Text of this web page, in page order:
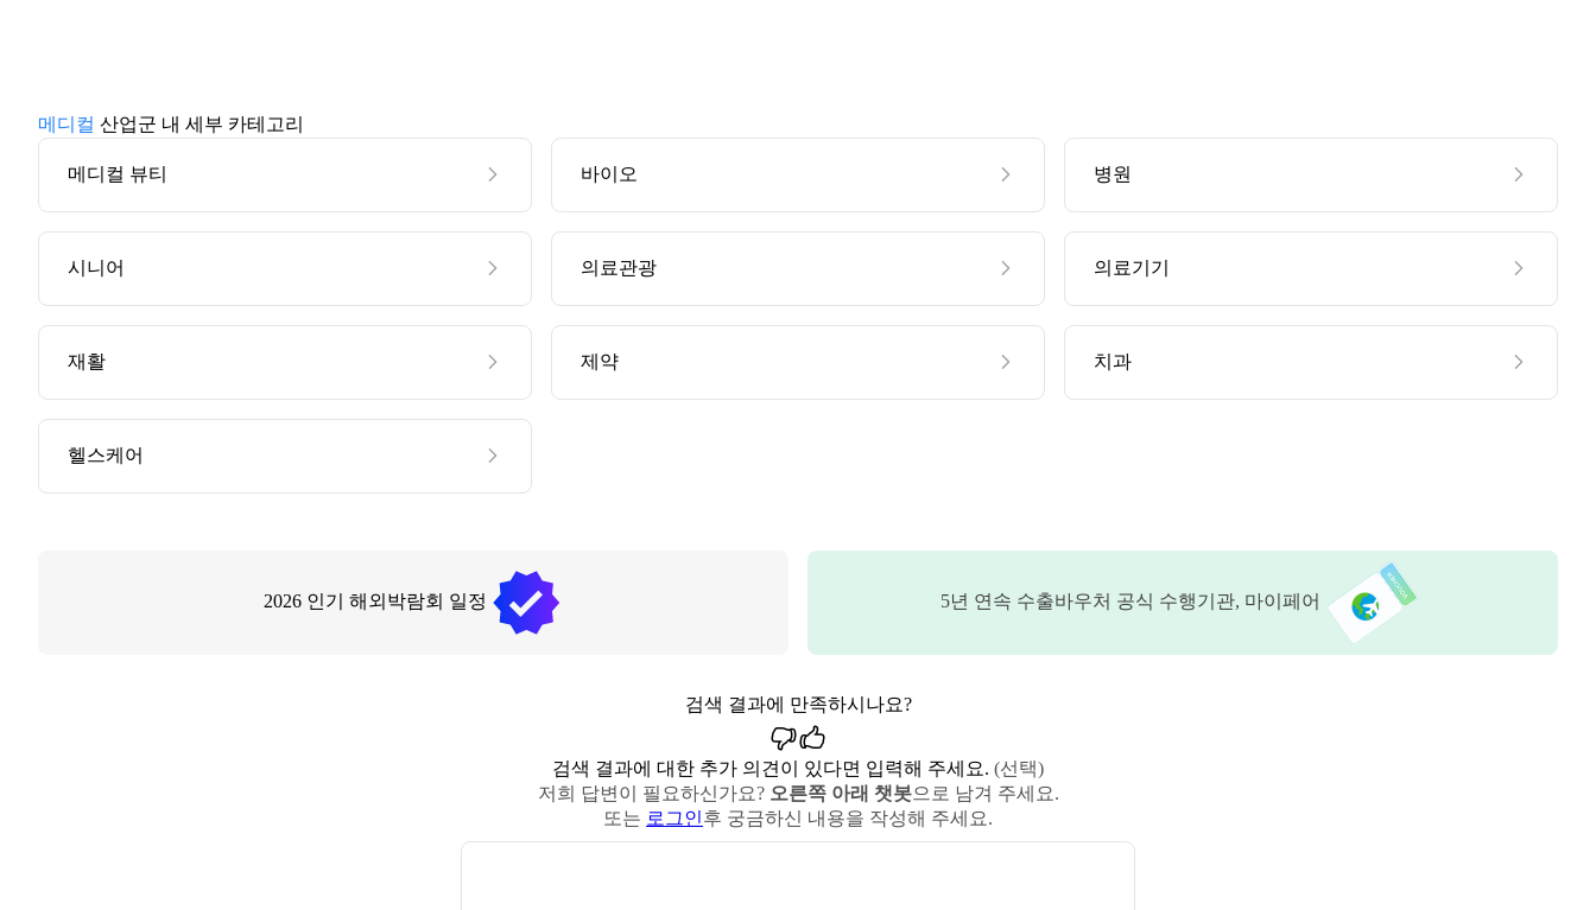
메디컬 산업군 내 세부 카테고리
메디컬 뷰티 바이오 병원
시니어 의료관광 의료기기
재활 제약 치과
헬스케어
2026 인기 해외박람회 일정 5년 연속 수출바우처 공식 수행기관, 마이페어
검색 결과에 만족하시나요?
검색 결과에 대한 추가 의견이 있다면 입력해 주세요. (선택)
저희 답변이 필요하신가요? 오른쪽 아래 챗봇으로 남겨 주세요.
또는 로그인후 궁금하신 내용을 작성해 주세요.